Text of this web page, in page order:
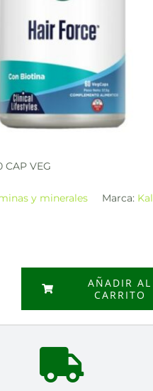
CAP VEG
y minerales Marca: Kal
AÑADIR AL
CARRITO